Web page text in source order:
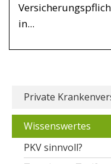
in...
Private
Wissenswertes
PKV sinnvoll?